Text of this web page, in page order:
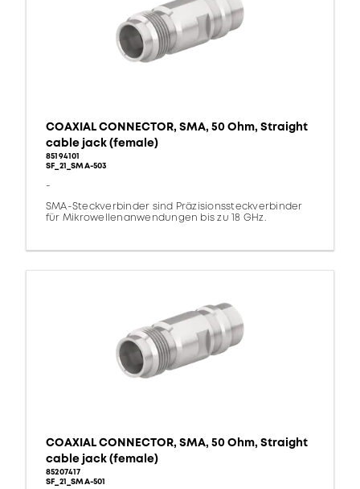
COAXIAL CONNECTOR, SMA, 50 Ohm, Straight
cable jack (female)
85194101
SF_21_SMA-503
-
SMA-Steckverbinder sind Präzisionssteckverbinder
für Mikrowellenanwendungen bis zu 18 GHz.
COAXIAL CONNECTOR, SMA, 50 Ohm, Straight
cable jack (female)
85207417
SF_21_SMA-501